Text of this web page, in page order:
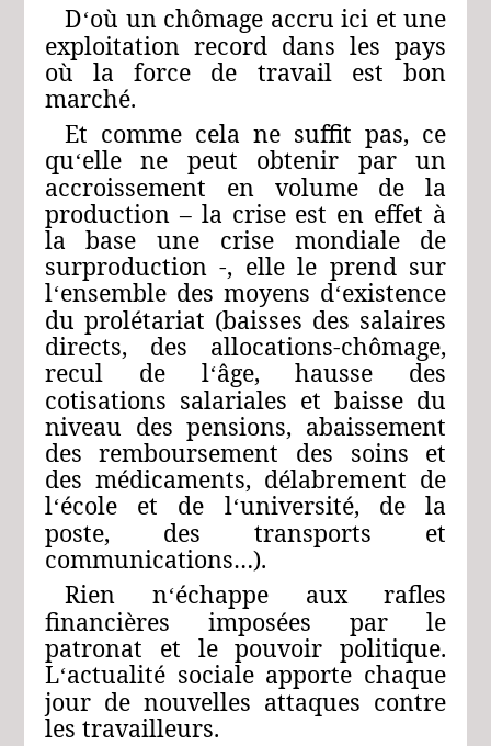
D‘où un chômage accru ici et une
exploitation record dans les pays
où la force de travail est bon
marché.
Et comme cela ne suffit pas, ce
qu‘elle ne peut obtenir par un
accroissement en volume de la
production – la crise est en effet à
la base une crise mondiale de
surproduction -, elle le prend sur
l‘ensemble des moyens d‘existence
du prolétariat (baisses des salaires
directs, des allocations-chômage,
recul de l‘âge, hausse des
cotisations salariales et baisse du
niveau des pensions, abaissement
des remboursement des soins et
des médicaments, délabrement de
l‘école et de l‘université, de la
poste, des transports et
communications…).
Rien n‘échappe aux rafles
financières imposées par le
patronat et le pouvoir politique.
L‘actualité sociale apporte chaque
jour de nouvelles attaques contre
les travailleurs.